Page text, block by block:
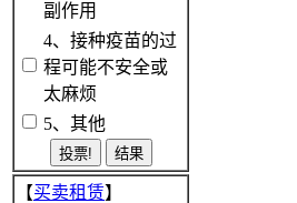
副作用
4、接种疫苗的过
程可能不安全或
太麻烦
5、其他
【买卖租赁】